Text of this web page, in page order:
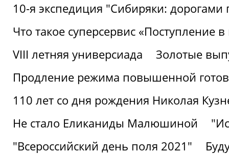
10-я экспедиция "Сибиряки: дорогами
Что такое суперсервис «Поступление
VIII летняя универсиада
Золотые
Продление режима повышенной
110 лет со дня рождения Николая
Не стало Еликаниды Малюшиной
"Всероссийский день поля 2021"